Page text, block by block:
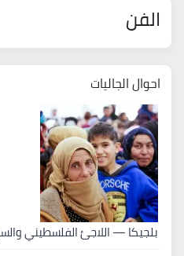
الفن
احوال الجاليات
بلجيكا — اللاجئ الفلسطيني